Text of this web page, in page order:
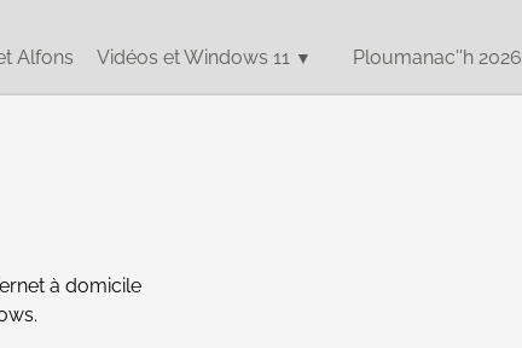
Alfons Vidéos et Windows 11 ▼ Ploumanac''h 2026
à domicile